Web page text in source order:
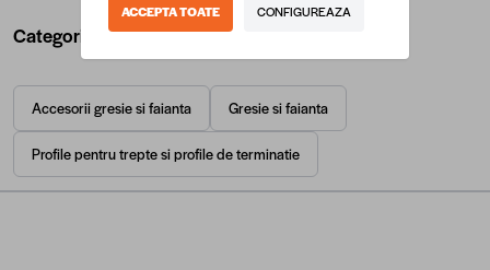
Categorii utile
Accesorii gresie si faianta Gresie si faianta
Profile pentru trepte si profile de terminatie
ACCEPTA TOATE CONFIGUREAZA